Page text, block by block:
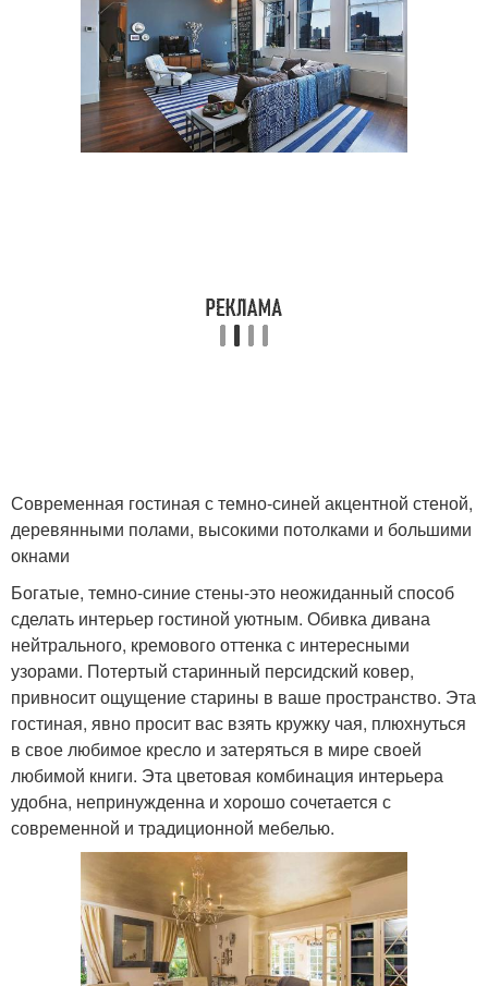
Современная гостиная с темно-синей акцентной стеной,
деревянными полами, высокими потолками и большими
окнами
Богатые, темно-синие стены-это неожиданный способ
сделать интерьер гостиной уютным. Обивка дивана
нейтрального, кремового оттенка с интересными
узорами. Потертый старинный персидский ковер,
привносит ощущение старины в ваше пространство. Эта
гостиная, явно просит вас взять кружку чая, плюхнуться
в свое любимое кресло и затеряться в мире своей
любимой книги. Эта цветовая комбинация интерьера
удобна, непринужденна и хорошо сочетается с
современной и традиционной мебелью.